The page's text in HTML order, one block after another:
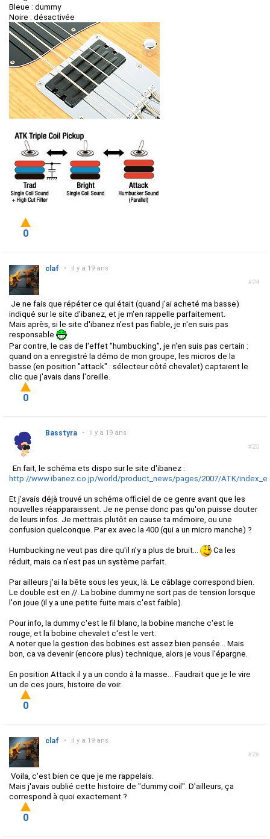
Bleue : dummy
Noire : désactivée
0
#24
claf • il y a 19 ans
Je ne fais que répéter ce qui était (quand j'ai acheté ma basse)
indiqué sur le site d'ibanez, et je m'en rappelle parfaitement.
Mais après, si le site d'ibanez n'est pas fiable, je n'en suis pas
responsable
Par contre, le cas de l'effet "humbucking", je n'en suis pas certain :
quand on a enregistré la démo de mon groupe, les micros de la
basse (en position "attack" : sélecteur côté chevalet) captaient le
clic que j'avais dans l'oreille.
0
#25
Basstyra • il y a 19 ans
En fait, le schéma ets dispo sur le site d'ibanez :
http://www.ibanez.co.jp/world/product_news/pages/2007/ATK/
Et j'avais déjà trouvé un schéma officiel de ce genre avant que les
nouvelles réapparaissent. Je ne pense donc pas qu'on puisse douter
de leurs infos. Je mettrais plutôt en cause ta mémoire, ou une
confusion quelconque. Par ex avec la 400 (qui a un micro manche) ?
Humbucking ne veut pas dire qu'il n'y a plus de bruit...
Ca les
réduit, mais ca n'est pas un système parfait.
Par ailleurs j'ai la bête sous les yeux, là. Le câblage correspond bien.
Le double est en //. La bobine dummy ne sort pas de tension lorsque
l'on joue (il y a une petite fuite mais c'est faible).
Pour info, la dummy c'est le fil blanc, la bobine manche c'est le
rouge, et la bobine chevalet c'est le vert.
A noter que la gestion des bobines est assez bien pensée... Mais
bon, ca va devenir (encore plus) technique, alors je vous l'épargne.
En position Attack il y a un condo à la masse... Faudrait que je le vire
un de ces jours, histoire de voir.
0
#26
claf • il y a 19 ans
Voila, c'est bien ce que je me rappelais.
Mais j'avais oublié cette histoire de "dummy coil". D'ailleurs, ça
correspond à quoi exactement ?
0